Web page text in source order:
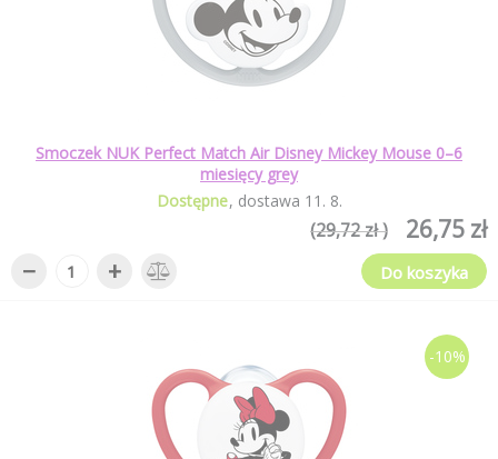
Smoczek NUK Perfect Match Air Disney Mickey Mouse 0–6
miesięcy grey
Dostępne dostawa 11 . 8.
26,75 zł
(29,72 zł )
− + Do koszyka
-10%